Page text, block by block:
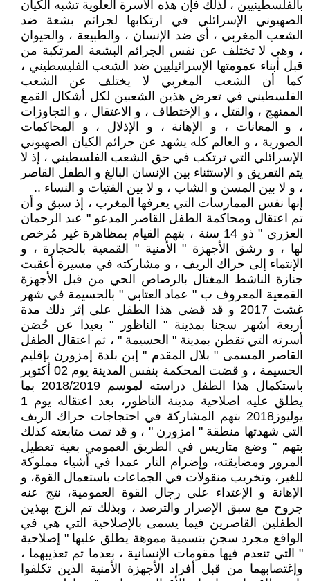
بالفلسطينيين ، لذلك فإن هذه الأسرة العلوية تشبه الكيان
الصهيوني الإسرائلي في ارتكابها لجرائم بشعة ضد
الشعب المغربي ، أي ضد الإنسان ، والطبيعة ، والحيوان
، وهي لا تختلف عن نفس الجرائم البشعة المرتكبة من
قبل أبناء عمومتها الإسرائيليين ضد الشعب الفليسطيني ،
كما أن الشعب المغربي لا يختلف عن الشعب
الفلسطيني في تعرض هذين الشعبين لكل أشكال القمع
الممنهج ، والقتل ، و الإختطاف ، و الاعتقال ، و التجاوزات
، و المعانات ، و الإهانة ، و الإذلال ، و المحاكمات
الصورية ، و العالم كله يشهد عن جرائم الكيان الصهيوني
الإسرائلي التي ترتكب في حق الشعب الفلسطيني ، إذ لا
يتم التفريق و الإستثناء بين الإنسان البالغ و الطفل القاصر
، و لا بين المسن و الشاب ، و لا بين الفتيات و النساء ..
إنها نفس الممارسات التي يعرفها المغرب ، إذ سبق و أن
تم اعتقال ومحاكمة الطفل القاصر المدعو " عبد الرحمان
العزري " ذو 14 سنة ، بتهم القيام بمظاهرة غير مُرخص
لها ، و رشق الأجهزة " الأمنية " القمعية بالحجارة ، و
الإنتماء إلى حراك الريف ، و مشاركته في مسيرة أعقبت
جنازة الناشط المغتال بالرصاص الحي من قبل الأجهزة
القمعية المعروف ب " عماد العتابي " بالحسيمة في شهر
غشت 2017 و قد قضى هذا الطفل على إثر ذلك مدة
أربعة أشهر سجنا بمدينة " الناظور " بعيدا عن حُضن
أسرته التي تقطن بمدينة " الحسيمة " ، ثم اعتقال الطفل
القاصر المسمى " بلال المقدم " إبن بلدة إمزورن بإقليم
الحسيمة ، و قضت المحكمة بنفس المدينة يوم 02 أكتوبر
باستكمال هذا الطفل دراسته لموسم 2018/2019 بما
يطلق عليه اصلاحية مدينة الناظور، بعد اعتقاله يوم 1
يوليوز2018 بتهم المشاركة في احتجاجات حراك الريف
التي شهدتها منطقة " امزورن " ، و قد تمت متابعته كذلك
بتهم " وضع متاريس في الطريق العمومي بغية تعطيل
المرور ومضايقته، وإضرام النار عمدا في أشياء مملوكة
للغير، وتخريب منقولات في الجماعات باستعمال القوة، و
الإهانة و الإعتداء على رجال القوة العمومية، نتج عنه
جروح مع سبق الإصرار والترصد ، وبذلك تم الزج بهذين
الطفلين القاصرين فيما يسمى بالإصلاحية التي هي في
الواقع مجرد سجن بتسمية مموهة يطلق عليها " إصلاحية
" التي تنعدم فيها مقومات الإنسانية ، بعدما تم تعذيبهما ،
وإغتصابهما من قبل أفراد الأجهزة الأمنية الذين تكلفوا